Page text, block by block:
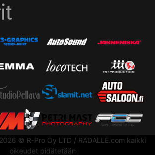
© R-Pro Oy LTD / RADALLE.com kaikki
oikeudet pidätetään